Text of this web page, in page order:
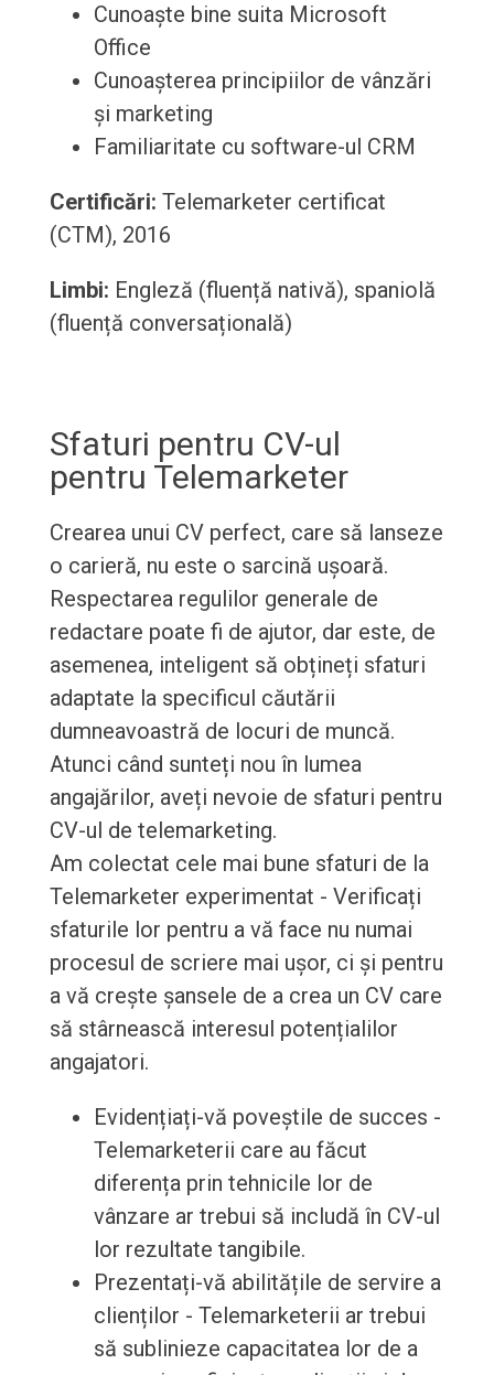
Cunoaște bine suita Microsoft
Office
Cunoașterea principiilor de vânzări
și marketing
Familiaritate cu software-ul CRM
Certificări: Telemarketer certificat
(CTM), 2016
Limbi: Engleză (fluență nativă), spaniolă
(fluență conversațională)
Sfaturi pentru CV-ul
pentru Telemarketer
Crearea unui CV perfect, care să lanseze
o carieră, nu este o sarcină ușoară.
Respectarea regulilor generale de
redactare poate fi de ajutor, dar este, de
asemenea, inteligent să obțineți sfaturi
adaptate la specificul căutării
dumneavoastră de locuri de muncă.
Atunci când sunteți nou în lumea
angajărilor, aveți nevoie de sfaturi pentru
CV-ul de telemarketing.
Am colectat cele mai bune sfaturi de la
Telemarketer experimentat - Verificați
sfaturile lor pentru a vă face nu numai
procesul de scriere mai ușor, ci și pentru
a vă crește șansele de a crea un CV care
să stârnească interesul potențialilor
angajatori.
Evidențiați-vă poveștile de succes -
Telemarketerii care au făcut
diferența prin tehnicile lor de
vânzare ar trebui să includă în CV-ul
lor rezultate tangibile.
Prezentați-vă abilitățile de servire a
clienților - Telemarketerii ar trebui
să sublinieze capacitatea lor de a